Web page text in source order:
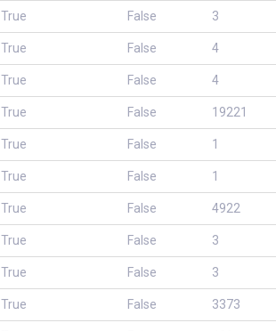
True False 3
True False 4
True False 4
True False 19221
True False 1
True False 1
True False 4922
True False 3
True False 3
True False 3373